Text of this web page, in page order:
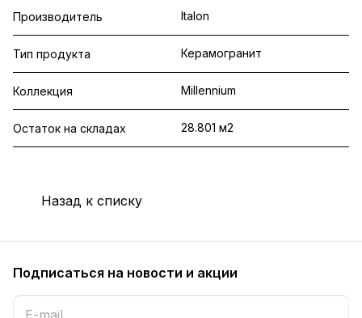
Производитель Italon
Тип продукта Керамогранит
Коллекция Millennium
Остаток на складах 28.801 м2
Назад к списку
Подписаться на новости и акции